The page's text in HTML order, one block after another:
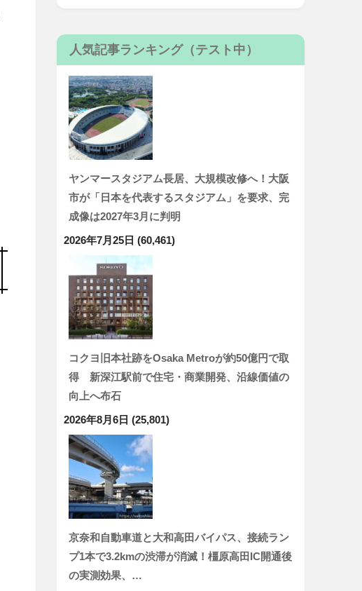
人気記事ランキング（テスト中）
ヤンマースタジアム長居、大規模改修へ！大阪
市が「日本を代表するスタジアム」を要求、完
成像は2027年3月に判明
2026年7月25日 (60,461)
コクヨ旧本社跡をOsaka Metroが約50億円で取
得 新深江駅前で住宅・商業開発、沿線価値の
向上へ布石
2026年8月6日 (25,801)
京奈和自動車道と大和高田バイパス、接続ラン
プ1本で3.2kmの渋滞が消滅！橿原高田IC開通後
の実測効果、…